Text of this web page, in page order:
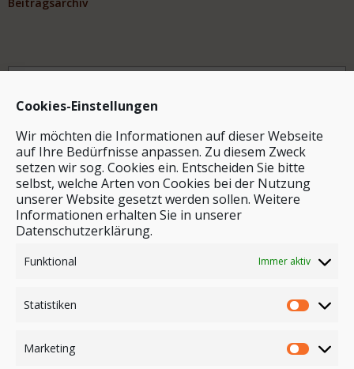
Cookies-Einstellungen
Wir möchten die Informationen auf dieser Webseite
auf Ihre Bedürfnisse anpassen. Zu diesem Zweck
setzen wir sog. Cookies ein. Entscheiden Sie bitte
selbst, welche Arten von Cookies bei der Nutzung
unserer Website gesetzt werden sollen. Weitere
Informationen erhalten Sie in unserer
Datenschutzerklärung.
Funktional Immer aktiv
Statistiken
Marketing
Beitragsarchiv
Archiv
Stichwortsuche